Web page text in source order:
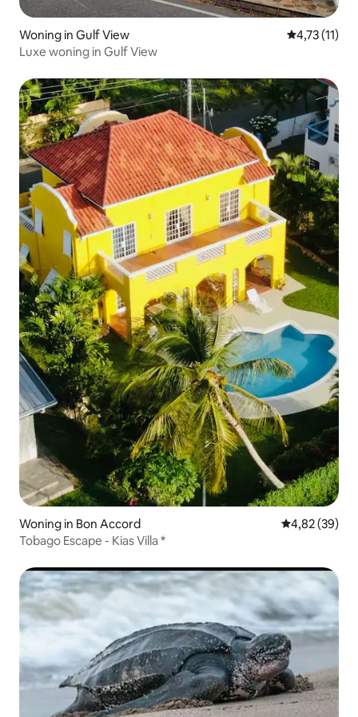
Woning in Gulf View Gemiddelde
4,73 (11)
Luxe woning in Gulf View
Woning in Bon Accord Gemiddelde
4,82 (39)
Tobago Escape - Kias Villa *